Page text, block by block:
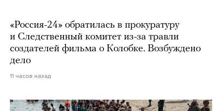
«Россия-24» обратилась в прокуратуру
и Следственный комитет из-за травли
создателей фильма о Колобке. Возбуждено
дело
11 часов назад